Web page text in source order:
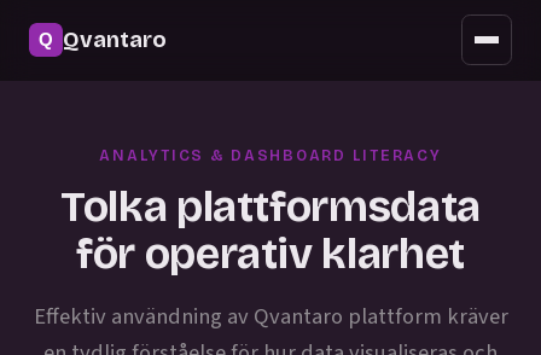
Qvantaro
Mobil åtkomst
Vanliga frågor
ANALYTICS & DASHBOARD LITERACY
Tolka plattformsdata
för operativ klarhet
Effektiv användning av Qvantaro plattform kräver